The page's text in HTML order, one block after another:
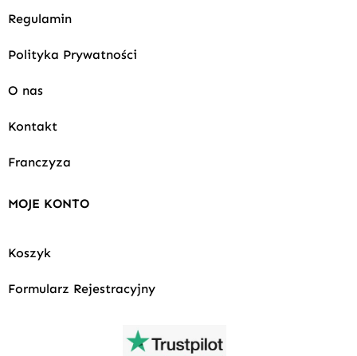
Regulamin
Polityka Prywatności
O nas
Kontakt
Franczyza
MOJE KONTO
Koszyk
Formularz Rejestracyjny